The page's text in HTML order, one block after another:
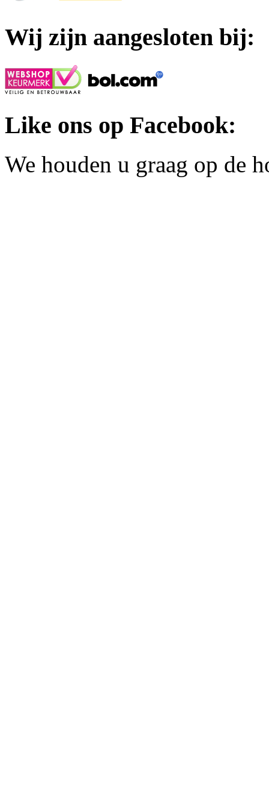
Wij zijn aangesloten bij:
Like ons op Facebook:
We houden u graag op de